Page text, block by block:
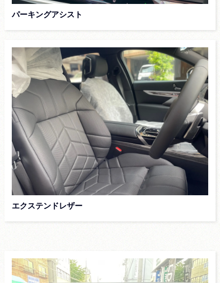
パーキングアシスト
エクステンドレザー